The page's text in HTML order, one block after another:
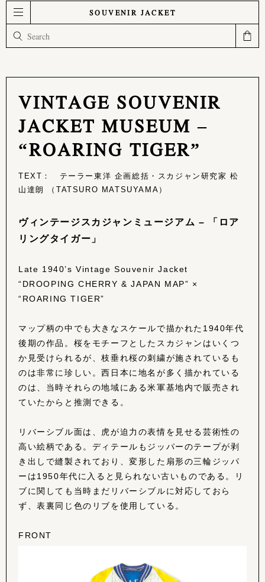
SOUVENIR JACKET
VINTAGE SOUVENIR
JACKET MUSEUM –
“ROARING TIGER”
TEXT： テーラー東洋 企画総括・スカジャン研究家 松
山達朗 （TATSURO MATSUYAMA）
ヴィンテージスカジャンミュージアム – 「ロア
リングタイガー」
Late 1940ʼs Vintage Souvenir Jacket
“DROOPING CHERRY & JAPAN MAP” ×
“ROARING TIGER”
マップ柄の中でも大きなスケールで描かれた1940年代
後期の作品。桜をモチーフとしたスカジャンはいくつ
か見受けられるが、枝垂れ桜の刺繍が施されているも
のは非常に珍しい。西日本に地名が多く描かれている
のは、当時それらの地域にある米軍基地内で販売され
ていたからと推測できる。
リバーシブル面は、虎が迫力の表情を見せる芸術性の
高い絵柄である。ディテールもジッパーのテープが剥
き出しで縫製されており、変形した扇形の三輪ジッパ
ーは1950年代に入ると見られない古いものである。リ
ブに関しても当時まだリバーシブルに対応しておら
ず、表裏同じ色のリブを使用している。
FRONT